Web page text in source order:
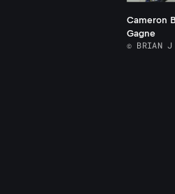
Cameron
Gagne
© BRIAN J